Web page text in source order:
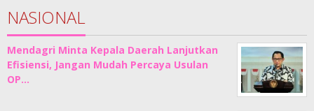
NASIONAL
Mendagri Minta Kepala Daerah Lanjutkan
Efisiensi, Jangan Mudah Percaya Usulan
OP…